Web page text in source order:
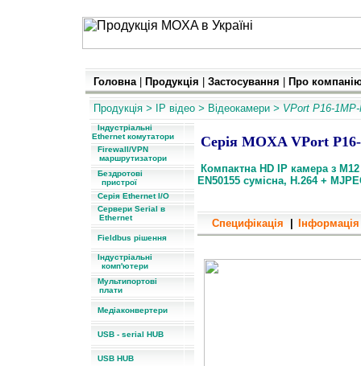
Головна| Продукція Застосування Про
Продукція > IP відео > Відеокамери > VPort P16-
Індустріальні
Ethernet комутатори
Firewall/VPN
маршрутизатори
Бездротові
пристрої
Серія Ethernet I/O
Сервери Serial в
Ethernet
Fieldbus рішення
Індустріальні
комп'ютери
Мультипортові
плати
Медіаконвертери
USB - serial HUB
USB HUB
Серія MOXA VPort
Компактна HD IP камера з
EN50155 сумісна, H.264 +
Специфікація